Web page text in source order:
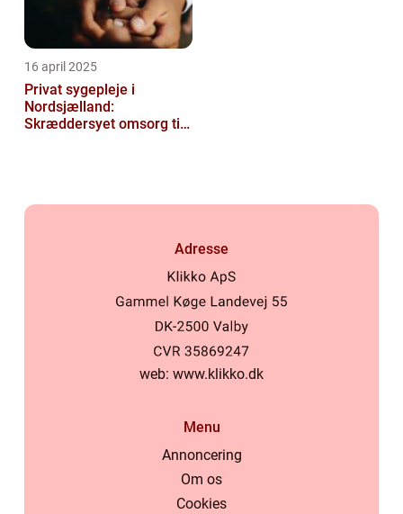
16 april 2025
Privat sygepleje i
Nordsjælland:
Skræddersyet omsorg til
Adresse
web: www.klikko.dk
Menu
Annoncering
Om os
Cookies